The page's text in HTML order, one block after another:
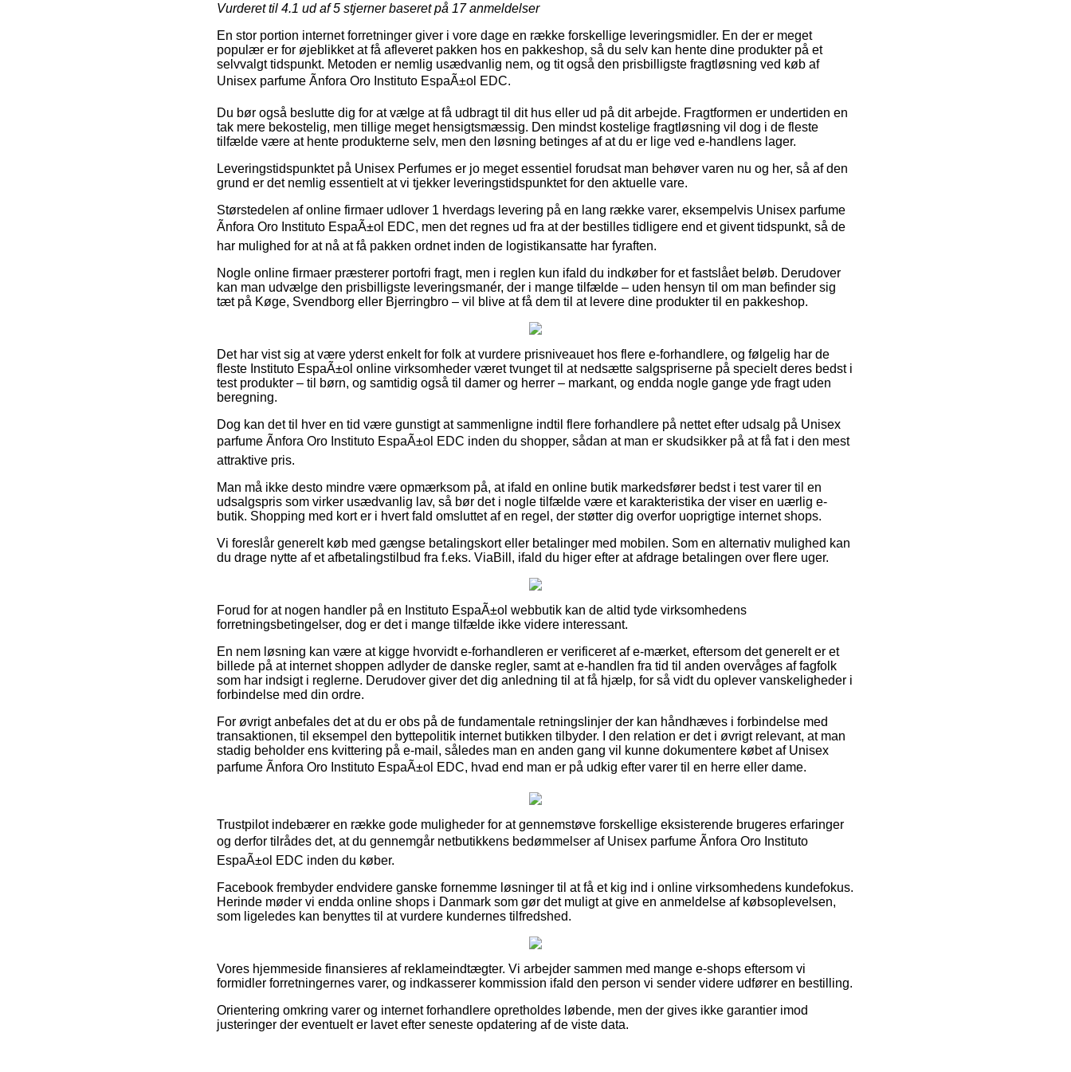
Vurderet til 4.1 ud af 5 stjerner baseret på 17anmeldelser
En stor portion internet forretninger giver i vore dage en række forskellige leveringsmidler. En der er meget
populær er for øjeblikket at få afleveret pakken hos en pakkeshop, så du selv kan hente dine produkter på et
selvvalgt tidspunkt. Metoden er nemlig usædvanlig nem, og tit også den prisbilligste fragtløsning ved køb af
Unisex parfume Ãnfora Oro Instituto EspaÃ±ol EDC.
Du bør også beslutte dig for at vælge at få udbragt til dit hus eller ud på dit arbejde. Fragtformen er undertiden en
tak mere bekostelig, men tillige meget hensigtsmæssig. Den mindst kostelige fragtløsning vil dog i de fleste
tilfælde være at hente produkterne selv, men den løsning betinges af at du er lige ved e-handlens lager.
Leveringstidspunktet på Unisex Perfumes er jo meget essentiel forudsat man behøver varen nu og her, så af den
grund er det nemlig essentielt at vi tjekker leveringstidspunktet for den aktuelle vare.
Størstedelen af online firmaer udlover 1 hverdags levering på en lang række varer, eksempelvis Unisex parfume
Ãnfora Oro Instituto EspaÃ±ol EDC, men det regnes ud fra at der bestilles tidligere end et givent tidspunkt, så de
har mulighed for at nå at få pakken ordnet inden de logistikansatte har fyraften.
Nogle online firmaer præsterer portofri fragt, men i reglen kun ifald du indkøber for et fastslået beløb. Derudover
kan man udvælge den prisbilligste leveringsmanér, der i mange tilfælde – uden hensyn til om man befinder sig
tæt på Køge, Svendborg eller Bjerringbro – vil blive at få dem til at levere dine produkter til en pakkeshop.
Det har vist sig at være yderst enkelt for folk at vurdere prisniveauet hos flere e-forhandlere, og følgelig har de
fleste Instituto EspaÃ±ol online virksomheder været tvunget til at nedsætte salgspriserne på specielt deres bedst i
test produkter – til børn, og samtidig også til damer og herrer – markant, og endda nogle gange yde fragt uden
beregning.
Dog kan det til hver en tid være gunstigt at sammenligne indtil flere forhandlere på nettet efter udsalg på Unisex
parfume Ãnfora Oro Instituto EspaÃ±ol EDC inden du shopper, sådan at man er skudsikker på at få fat i den mest
attraktive pris.
Man må ikke desto mindre være opmærksom på, at ifald en online butik markedsfører bedst i test varer til en
udsalgspris som virker usædvanlig lav, så bør det i nogle tilfælde være et karakteristika der viser en uærlig e-
butik. Shopping med kort er i hvert fald omsluttet af en regel, der støtter dig overfor uoprigtige internet shops.
Vi foreslår generelt køb med gængse betalingskort eller betalinger med mobilen. Som en alternativ mulighed kan
du drage nytte af et afbetalingstilbud fra f.eks. ViaBill, ifald du higer efter at afdrage betalingen over flere uger.
Forud for at nogen handler på en Instituto EspaÃ±ol webbutik kan de altid tyde virksomhedens
forretningsbetingelser, dog er det i mange tilfælde ikke videre interessant.
En nem løsning kan være at kigge hvorvidt e-forhandleren er verificeret af e-mærket, eftersom det generelt er et
billede på at internet shoppen adlyder de danske regler, samt at e-handlen fra tid til anden overvåges af fagfolk
som har indsigt i reglerne. Derudover giver det dig anledning til at få hjælp, for så vidt du oplever vanskeligheder i
forbindelse med din ordre.
For øvrigt anbefales det at du er obs på de fundamentale retningslinjer der kan håndhæves i forbindelse med
transaktionen, til eksempel den byttepolitik internet butikken tilbyder. I den relation er det i øvrigt relevant, at man
stadig beholder ens kvittering på e-mail, således man en anden gang vil kunne dokumentere købet af Unisex
parfume Ãnfora Oro Instituto EspaÃ±ol EDC, hvad end man er på udkig efter varer til en herre eller dame.
Trustpilot indebærer en række gode muligheder for at gennemstøve forskellige eksisterende brugeres erfaringer
og derfor tilrådes det, at du gennemgår netbutikkens bedømmelser af Unisex parfume Ãnfora Oro Instituto
EspaÃ±ol EDC inden du køber.
Facebook frembyder endvidere ganske fornemme løsninger til at få et kig ind i online virksomhedens kundefokus.
Herinde møder vi endda online shops i Danmark som gør det muligt at give en anmeldelse af købsoplevelsen,
som ligeledes kan benyttes til at vurdere kundernes tilfredshed.
Vores hjemmeside finansieres af reklameindtægter. Vi arbejder sammen med mange e-shops eftersom vi
formidler forretningernes varer, og indkasserer kommission ifald den person vi sender videre udfører en bestilling.
Orientering omkring varer og internet forhandlere opretholdes løbende, men der gives ikke garantier imod
justeringer der eventuelt er lavet efter seneste opdatering af de viste data.